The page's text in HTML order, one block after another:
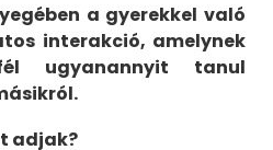
a gyerekkel való
interakció, amelynek
ugyanannyit tanul
adjak?